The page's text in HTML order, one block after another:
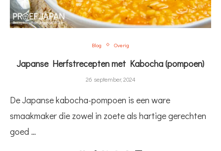
Blog Overig
Japanse Herfstrecepten met Kabocha (pompoen)
26 september, 2024
De Japanse kabocha-pompoen is een ware
smaakmaker die zowel in zoete als hartige gerechten
goed …